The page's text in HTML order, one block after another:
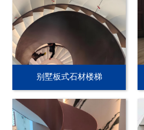
别墅板式石材楼梯